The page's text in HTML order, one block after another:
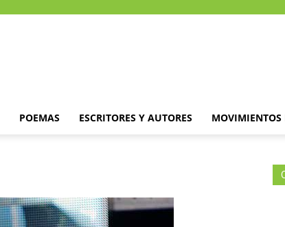
POEMAS ESCRITORES Y AUTORES MOVIMIENTOS